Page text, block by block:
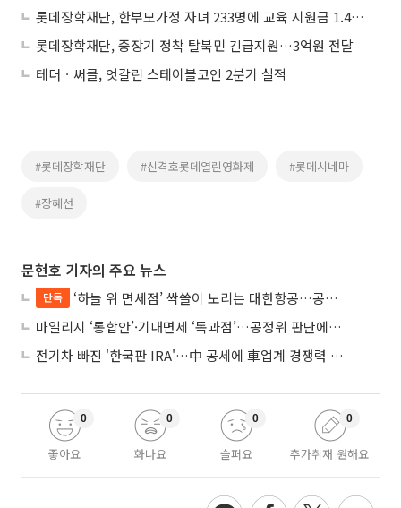
롯데장학재단, 한부모가정 자녀 233명에 교육 지원금 1.4억 전달
롯데장학재단, 중장기 정착 탈북민 긴급지원…3억원 전달
테더ㆍ써클, 엇갈린 스테이블코인 2분기 실적
#롯데장학재단 #신격호롯데열린영화제 #롯데시네마
#장혜선
문현호 기자의 주요 뉴스
단독
‘하늘 위 면세점’ 싹쓸이 노리는 대한항공…공정위 “독과점 여부 따진다”
마일리지 ‘통합안’·기내면세 ‘독과점’…공정위 판단에 쏠린 눈
전기차 빠진 '한국판 IRA'…中 공세에 車업계 경쟁력 우려
좋아요
0
화나요
0
슬퍼요
0
추가취재 원해요
0